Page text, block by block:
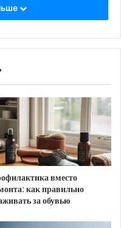
вместо
как правильно
за обувью